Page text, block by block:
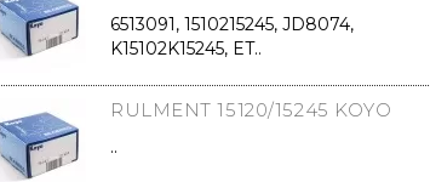
6513091, 1510215245, JD8074,
K15102K15245, ET..
RULMENT 15120/15245 KOYO
..